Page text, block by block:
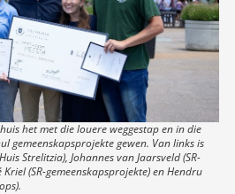
het met die louere weggestap en in die
gemeenskapsprojekte gewen. Van links is
Strelitzia), Johannes van Jaarsveld (SR-
(SR-gemeenskapsprojekte) en Hendru